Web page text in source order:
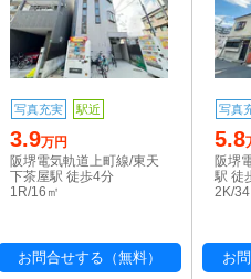
写真充実 駅近
3.9万円
阪堺電気軌道上町線/東天
下茶屋駅 徒歩4分
1R/16㎡
お問合せする（無料）
写真
5.8
阪堺
駅 徒
2K/
お